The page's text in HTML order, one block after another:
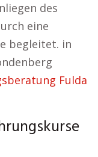
des
eine
begleitet. in
Fulda